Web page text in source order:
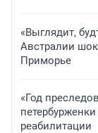
«Выглядит,
Австралии
Приморье
«Год
реабилитации